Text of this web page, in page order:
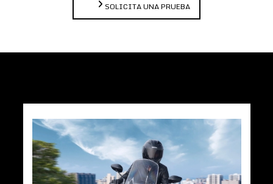
SOLICITA UNA PRUEBA